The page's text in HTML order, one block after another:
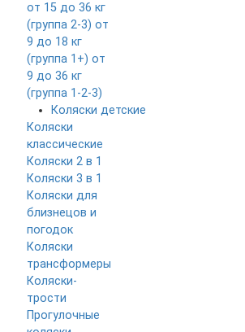
от 15 до 36 кг
(группа 2-3) от
9 до 18 кг
(группа 1+) от
9 до 36 кг
(группа 1-2-3)
Коляски детские
Коляски
классические
Коляски 2 в 1
Коляски 3 в 1
Коляски для
близнецов и
погодок
Коляски
трансформеры
Коляски-
трости
Прогулочные